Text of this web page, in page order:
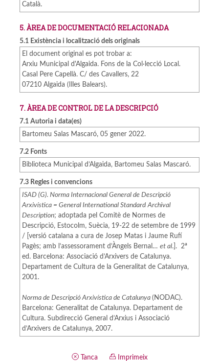
Català.
5. ÀREA DE DOCUMENTACIÓ RELACIONADA
5.1 Existència i localització dels originals
El document original es pot trobar a:
Arxiu Municipal d'Algaida. Fons de la Col·lecció Local.
Casal Pere Capellà. C/ des Cavallers, 22
07210 Algaida (Illes Balears).
7. ÀREA DE CONTROL DE LA DESCRIPCIÓ
7.1 Autoria i data(es)
Bartomeu Salas Mascaró, 05 gener 2022.
7.2 Fonts
Biblioteca Municipal d’Algaida, Bartomeu Salas Mascaró.
7.3 Regles i convencions
ISAD (G). Norma Internacional General de Descripció
Arxivística = General International Standard Archival
Description; adoptada pel Comitè de Normes de
Descripció, Estocolm, Suècia, 19-22 de setembre de 1999
/ [versió catalana a cura de Josep Matas i Jaume Rufí
Pagès; amb l’assessorament d’Àngels Bernal… et al.]. 2ª
ed. Barcelona: Associació d’Arxivers de Catalunya.
Departament de Cultura de la Generalitat de Catalunya,
2001.
Norma de Descripció Arxivística de Catalunya (NODAC).
Barcelona: Generalitat de Catalunya. Departament de
Cultura. Subdirecció General d’Arxius i Associació
d’Arxivers de Catalunya, 2007.
Tanca Imprimeix